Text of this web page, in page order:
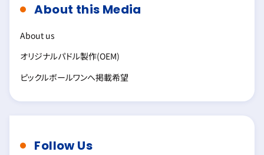
About this Media
About us
オリジナルパドル製作(OEM)
ピックルボールワンへ掲載希望
Follow Us